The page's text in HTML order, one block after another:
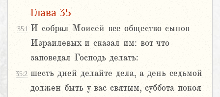
Глава 35
35:1 И собрал Моисей все общество сынов
Израилевых и сказал им: вот что
заповедал Господь делать:
35:2 шесть дней делайте дела, а день седьмой
должен быть у вас святым, суббота покоя